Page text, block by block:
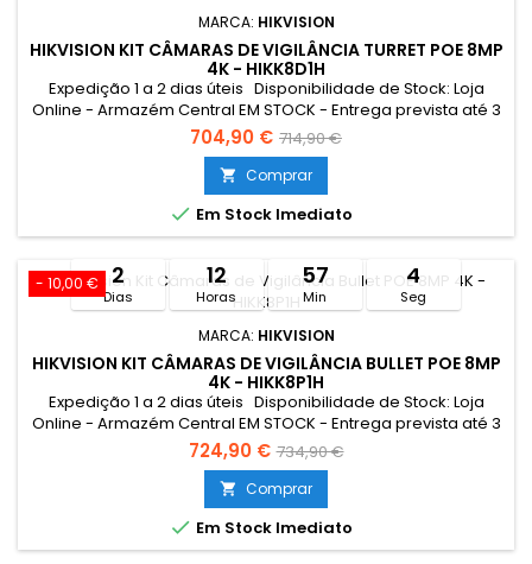
MARCA: HIKVISION
HIKVISION KIT CÂMARAS DE VIGILÂNCIA TURRET POE 8MP
4K - HIKK8D1H
Expedição 1 a 2 dias úteis Disponibilidade de Stock: Loja
Online - Armazém Central EM STOCK - Entrega prevista até 3
dias úteis Loja Braga - Rua António Fernandes Ferreira
Gomes EM STOCK Limitado ao stock existente &gt;Linha
Profissional&lt;Campanha válida entre 27/07 a 11/08/2026
704,90 € 714,90 €
 Comprar
 Em Stock Imediato
- 10,00 € 2
Dias
12
Horas
57
Min
3
Seg
MARCA: HIKVISION
HIKVISION KIT CÂMARAS DE VIGILÂNCIA BULLET POE 8MP
4K - HIKK8P1H
Expedição 1 a 2 dias úteis Disponibilidade de Stock: Loja
Online - Armazém Central EM STOCK - Entrega prevista até 3
dias úteis Loja Braga - Rua António Fernandes Ferreira
Gomes EM STOCK Limitado ao stock existente &gt;Linha
Profissional&lt; Campanha válida entre 27/07 a 11/08/2026
724,90 € 734,90 €
 Comprar
 Em Stock Imediato